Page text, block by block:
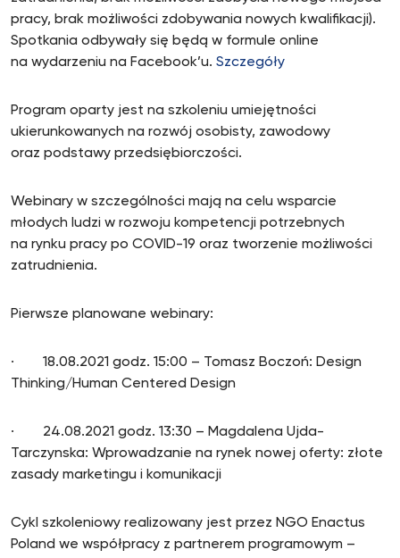
pracy, brak możliwości zdobywania nowych kwalifikacji).
Spotkania odbywały się będą w formule online
na wydarzeniu na Facebook’u. Szczegóły
Program oparty jest na szkoleniu umiejętności
ukierunkowanych na rozwój osobisty, zawodowy
oraz podstawy przedsiębiorczości.
Webinary w szczególności mają na celu wsparcie
młodych ludzi w rozwoju kompetencji potrzebnych
na rynku pracy po COVID-19 oraz tworzenie możliwości
zatrudnienia.
Pierwsze planowane webinary:
· 18.08.2021 godz. 15:00 – Tomasz Boczoń: Design
Thinking/Human Centered Design
· 24.08.2021 godz. 13:30 – Magdalena Ujda-
Tarczynska: Wprowadzanie na rynek nowej oferty: złote
zasady marketingu i komunikacji
Cykl szkoleniowy realizowany jest przez NGO Enactus
Poland we współpracy z partnerem programowym –